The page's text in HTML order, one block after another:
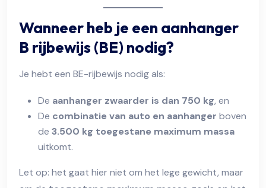
Wanneer heb je een aanhanger
B rijbewijs (BE) nodig?
Je hebt een BE-rijbewijs nodig als:
De aanhanger zwaarder is dan 750 kg, en
De combinatie van auto en aanhanger boven
de 3.500 kg toegestane maximum massa
uitkomt.
Let op: het gaat hier niet om het lege gewicht, maar